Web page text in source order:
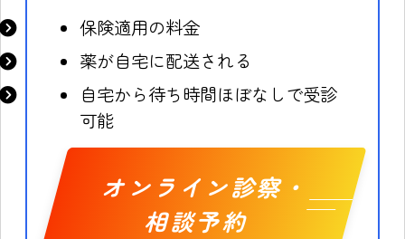
保険適用の料金
薬が自宅に配送される
自宅から待ち時間ほぼなしで受診
可能
オンライン診察・
相談予約